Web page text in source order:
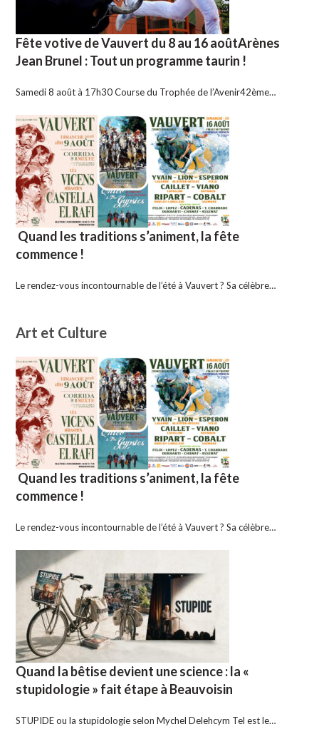
Fête votive de Vauvert du 8 au 16 aoûtArènes
Jean Brunel : Tout un programme taurin !
Samedi 8 août à 17h30 Course du Trophée de l’Avenir42ème…
Quand les traditions s’animent, la fête
commence !
Le rendez-vous incontournable de l’été à Vauvert ? Sa célèbre…
Art et Culture
Quand les traditions s’animent, la fête
commence !
Le rendez-vous incontournable de l’été à Vauvert ? Sa célèbre…
Quand la bêtise devient une science : la «
stupidologie » fait étape à Beauvoisin
STUPIDE ou la stupidologie selon Mychel Delehcym Tel est le…